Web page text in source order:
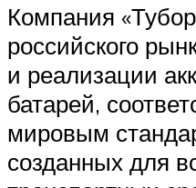
Компания
российского
и реализации
батарей,
мировым
созданных для